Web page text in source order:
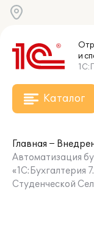
и
Каталог
Главная
Автоматизация
«1С:Бухгалтерия
Студенческой